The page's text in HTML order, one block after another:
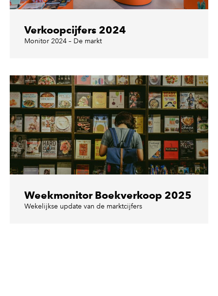
Verkoopcijfers 2024
Monitor 2024 – De markt
Weekmonitor Boekverkoop 2025
Wekelijkse update van de marktcijfers